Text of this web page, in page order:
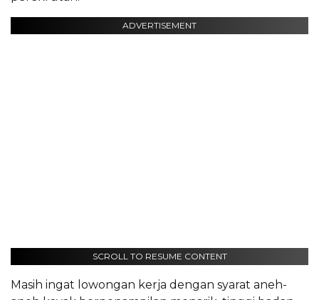
ADVERTISEMENT
SCROLL TO RESUME CONTENT
Masih ingat lowongan kerja dengan syarat aneh-